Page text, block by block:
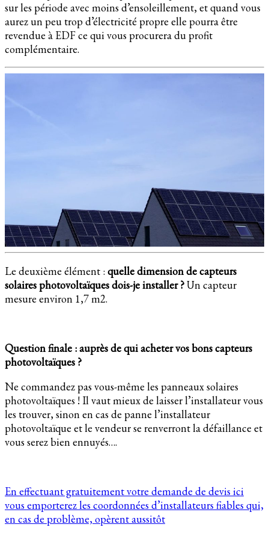
sur les période avec moins d’ensoleillement, et quand vous
aurez un peu trop d’électricité propre elle pourra être
revendue à EDF ce qui vous procurera du profit
complémentaire.
Le deuxième élément : quelle dimension de capteurs
solaires photovoltaïques dois-je installer ?Un capteur
mesure environ 1,7 m2.
Question finale : auprès de qui acheter vos bons capteurs
photovoltaïques ?
Ne commandez pas vous-même les panneaux solaires
photovoltaïques ! Il vaut mieux de laisser l’installateur vous
les trouver, sinon en cas de panne l’installateur
photovoltaïque et le vendeur se renverront la défaillance et
vous serez bien ennuyés….
En effectuant gratuitement votre demande de devis ici
vous emporterez les coordonnées d’installateurs fiables qui,
en cas de problème, opèrent aussitôt